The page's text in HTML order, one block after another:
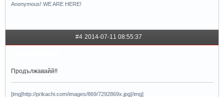
Anonymous! WE ARE HERE!
#4 2014-07-11 08:55:37
Продължавайй!!
[img]http://prikachi.com/images/869/7292869x.jpg[/img]